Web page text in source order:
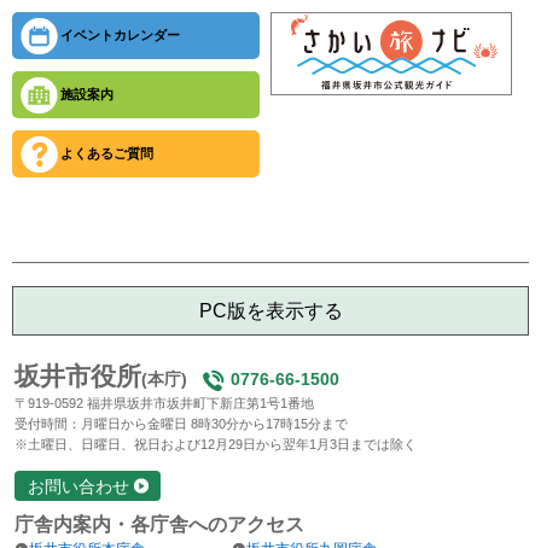
イベントカレンダー
施設案内
よくあるご質問
PC版を表示する
坂井市役所(本庁) 0776-66-1500
〒919-0592 福井県坂井市坂井町下新庄第1号1番地
受付時間：月曜日から金曜日 8時30分から17時15分まで
※土曜日、日曜日、祝日および12月29日から翌年1月3日までは除く
お問い合わせ
庁舎内案内・各庁舎へのアクセス